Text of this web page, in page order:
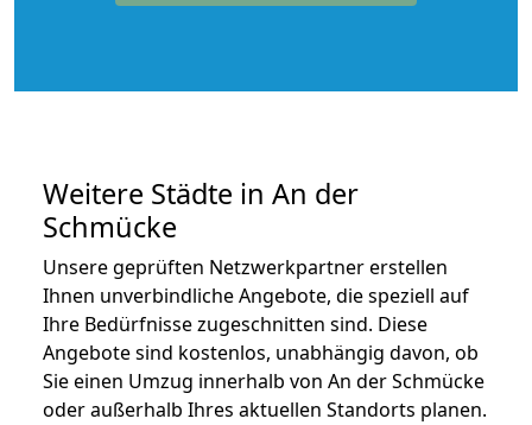
Weitere Städte in An der
Schmücke
Unsere geprüften Netzwerkpartner erstellen
Ihnen unverbindliche Angebote, die speziell auf
Ihre Bedürfnisse zugeschnitten sind. Diese
Angebote sind kostenlos, unabhängig davon, ob
Sie einen Umzug innerhalb von An der Schmücke
oder außerhalb Ihres aktuellen Standorts planen.